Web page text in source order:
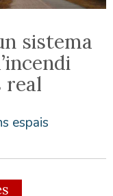
sistema
real
espais